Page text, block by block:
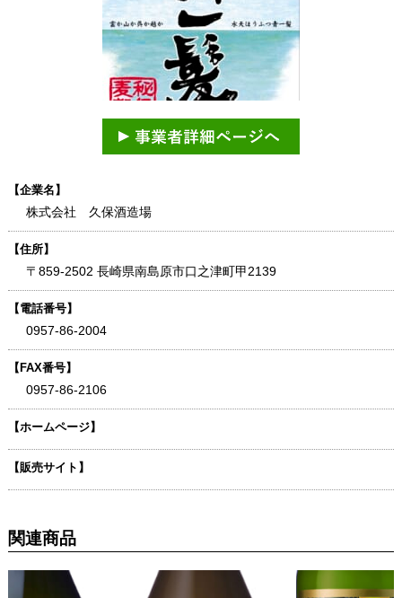
【企業名】
株式会社 久保酒造場
【住所】
〒859-2502 長崎県南島原市口之津町甲2139
【電話番号】
0957-86-2004
【FAX番号】
0957-86-2106
【ホームページ】
【販売サイト】
関連商品